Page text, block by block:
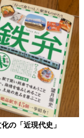
の「近現代史」